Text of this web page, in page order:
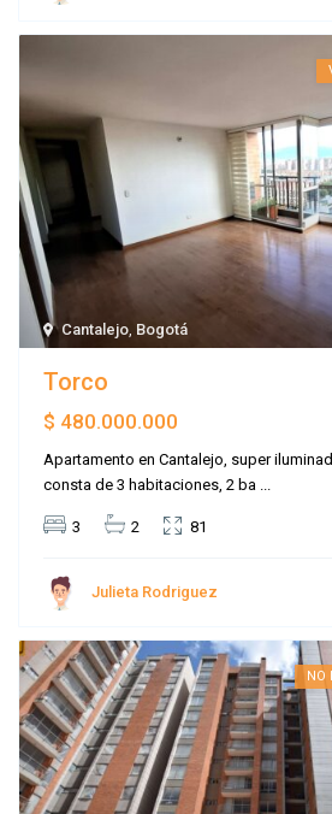
Cantalejo, Bogotá
Torco
$ 480.000.000
Apartamento en Cantalejo, super
consta de 3 habitaciones, 2 ba ...
3 2 81
Julieta Rodriguez